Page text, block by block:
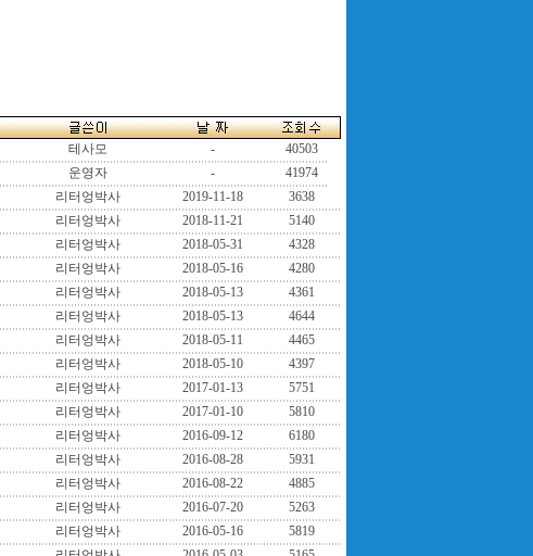
테사모 -
40503
운영자 -
41974
리터엉박사 2019-11-18
3638
리터엉박사 2018-11-21
5140
리터엉박사 2018-05-31
4328
리터엉박사 2018-05-16
4280
리터엉박사 2018-05-13
4361
리터엉박사 2018-05-13
4644
리터엉박사 2018-05-11
4465
리터엉박사 2018-05-10
4397
리터엉박사 2017-01-13
5751
리터엉박사 2017-01-10
5810
리터엉박사 2016-09-12
6180
리터엉박사 2016-08-28
5931
리터엉박사 2016-08-22
4885
리터엉박사 2016-07-20
5263
리터엉박사 2016-05-16
5819